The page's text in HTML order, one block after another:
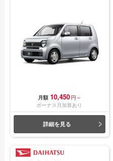
月額 10,450 円～
ボーナス月加算あり
詳細を見る